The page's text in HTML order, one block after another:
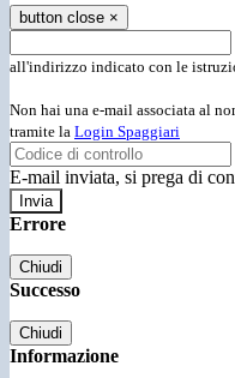
button close ×
all'indirizzo indicato con le
Non hai una e-mail associata al
tramite la Login Spaggiari
E-mail inviata, si prega di
Errore
Chiudi
Successo
Chiudi
Informazione